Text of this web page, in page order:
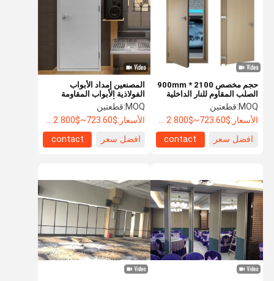
حجم مخصص 2100 * 900mm
الصلب المقاوم للنار الداخلية
الصوتية الصوتية مصنع الباب
MOQ: قطعتين
الأسعار:$723.60~$800 2 - 49 pieces, $638.80 50~$720 99 pieces , 100 - 199 pieces $621.7
افضل سعر
contact
المصنعين إمداد الأبواب
الفولاذية الأبواب المقاومة
للصوت الأبواب المقاومة للماء
MOQ: قطعتين
الأسعار:$723.60~$800 2 - 49 pieces, $638.80 50~$720 99 pieces , 100 - 199 pieces $621.7
افضل سعر
contact